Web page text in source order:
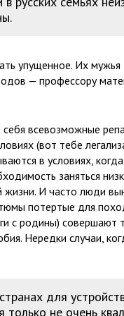
упущенное. Их
— профессору
всевозможные
(вот тебе
в условиях,
заняться
жизни. И часто люди
потертые для
с родины) совершают
Нередки случаи,
для
не очень